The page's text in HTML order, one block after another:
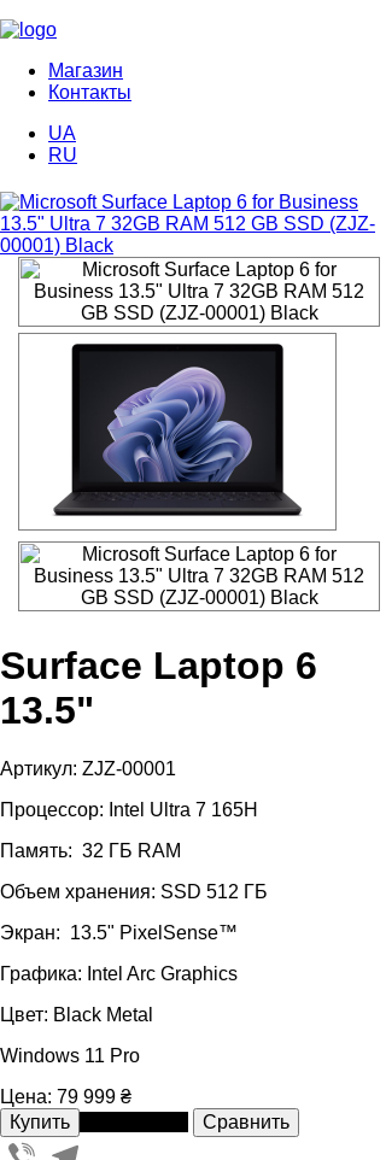
Магазин
Контакты
UA
RU
Surface Laptop 6
13.5"
Артикул: ZJZ-00001
Процессор: Intel Ultra 7 165H
Память: 32 ГБ RAM
Объем хранения: SSD 512 ГБ
Экран: 13.5" PixelSense™
Графика: Intel Arc Graphics
Цвет: Black Metal
Windows 11 Pro
Цена: 79 999 ₴
Viber